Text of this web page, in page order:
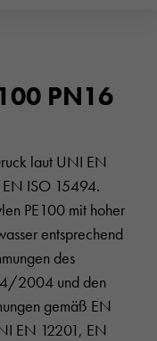
PN16
laut UNI EN
ISO 15494.
PE100 mit hoher
entsprechend
des
2004 und den
gemäß EN
EN 12201, EN